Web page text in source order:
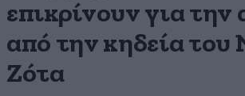
επικρίνουν για την
από την κηδεία του
Ζότα